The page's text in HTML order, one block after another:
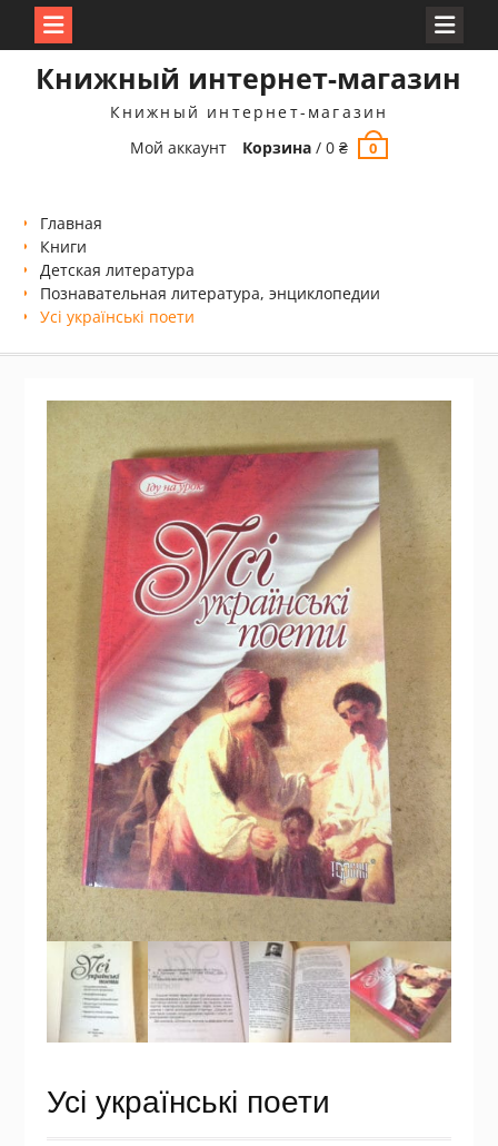
Книжный интернет-магазин
Книжный интернет-магазин
Мой аккаунт
Корзина /0₴ 0
Главная
Книги
Детская литература
Познавательная литература, энциклопедии
Усі українські поети
Усі українські поети